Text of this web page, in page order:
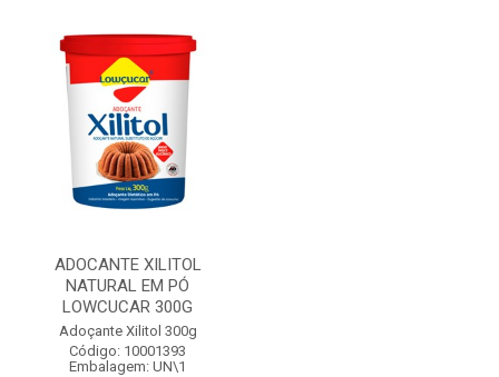
ADOCANTE XILITOL
NATURAL EM PÓ
LOWCUCAR 300G
Adoçante Xilitol 300g
Código: 10001393
Embalagem: UN\1